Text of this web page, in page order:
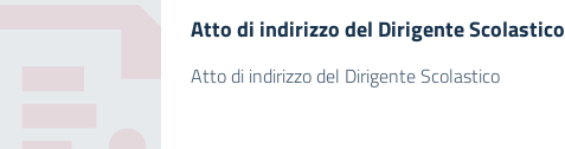
Atto di indirizzo del Dirigente Scolastico
Atto di indirizzo del Dirigente Scolastico